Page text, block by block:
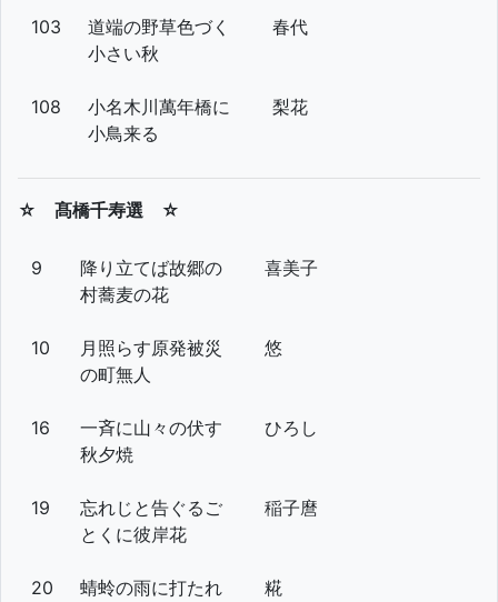
103
道端の野草色づく
小さい秋
春代
108
小名木川萬年橋に
小鳥来る
梨花
☆ 髙橋千寿選 ☆
9
降り立てば故郷の
村蕎麦の花
喜美子
10
月照らす原発被災
の町無人
悠
16
一斉に山々の伏す
秋夕焼
ひろし
19
忘れじと告ぐるご
とくに彼岸花
稲子麿
20
蜻蛉の雨に打たれ
糀